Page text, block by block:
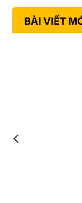
BÀI VIẾT